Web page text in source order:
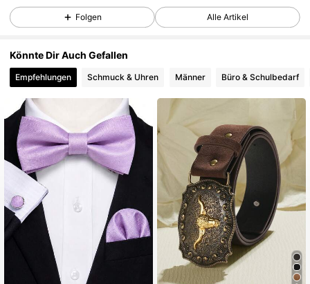
4,92
4,92 11K Follower
11K Follower
4,92 11K Follower
11K Follower
11K Follower
Folgen Alle Artikel
Könnte Dir Auch Gefallen
Empfehlungen Schmuck & Uhren Männer Büro & Schulbedarf